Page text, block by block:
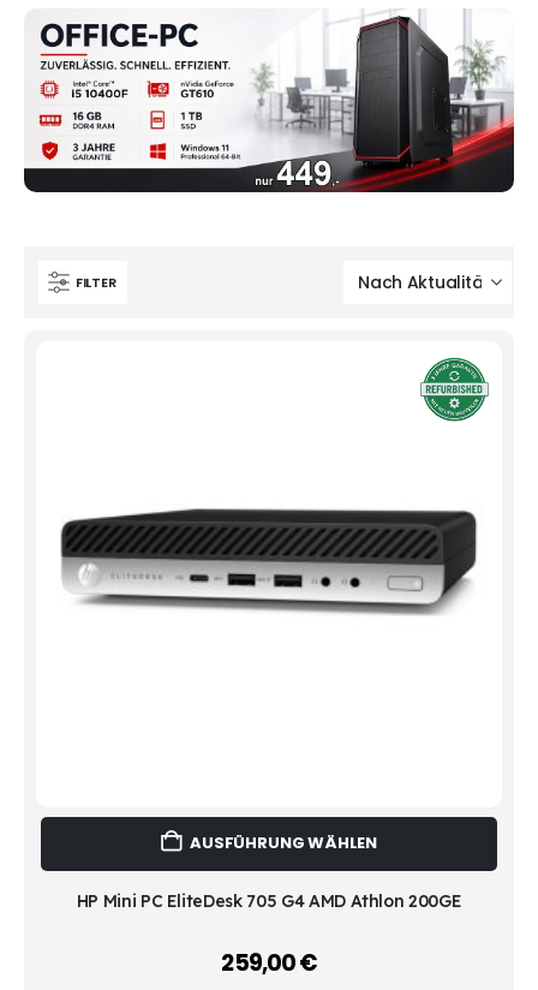
FILTER
AUSFÜHRUNG WÄHLEN
weist
HP Mini PC EliteDesk 705 G4 AMD Athlon 200GE
259,00€